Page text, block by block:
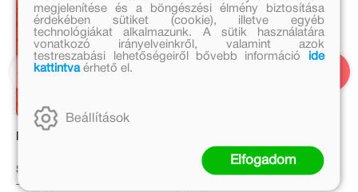
Szepes Mária Michael Engler
megjelenítése és a böngészési élmény biztosítása
érdekében sütiket (cookie), illetve egyéb
technológiákat alkalmazunk. A sütik használatára
vonatkozó irányelveinkről, valamint azok
testreszabási lehetőségeiről bővebb információ
ide
kattintvaérhető el.
Beállítások
Elfogadom